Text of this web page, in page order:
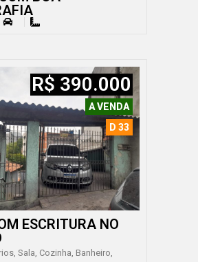
A VENDA
D 33
R$ 390.000
ESCRITURA NO
Sala, Cozinha, Banheiro,